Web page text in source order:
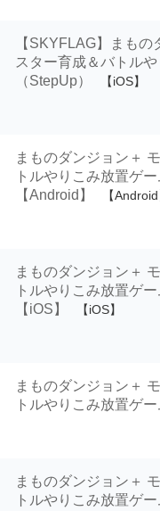
【SKYFLAG】まも
スター育成＆バトル
（StepUp）
【iOS】
まものダンジョン＋
トルやりこみ放置ゲー
【Android】
【Android
まものダンジョン＋
トルやりこみ放置ゲー
【iOS】
【iOS】
まものダンジョン＋
トルやりこみ放置ゲー
まものダンジョン＋
トルやりこみ放置ゲー